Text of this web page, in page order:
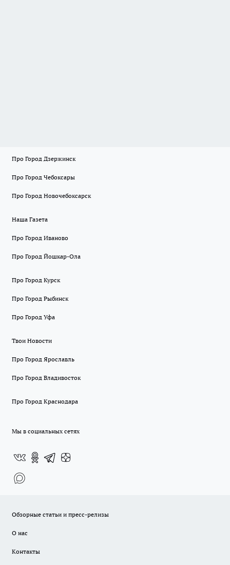
Про Город Дзержинск
Про Город Чебоксары
Про Город Новочебоксарск
Наша Газета
Про Город Иваново
Про Город Йошкар-Ола
Про Город Курск
Про Город Рыбинск
Про Город Уфа
Твои Новости
Про Город Ярославль
Про Город Владивосток
Про Город Краснодара
Мы в социальных сетях
Обзорные статьи и пресс-релизы
О нас
Контакты